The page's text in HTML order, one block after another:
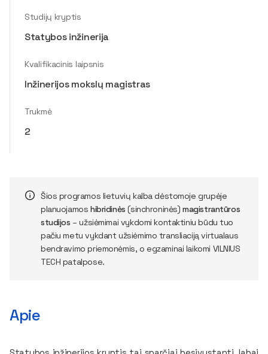
Studijų kryptis
Statybos inžinerija
Kvalifikacinis laipsnis
Inžinerijos mokslų magistras
Trukmė
2
Šios programos lietuvių kalba dėstomoje grupėje
planuojamos hibridinės (sinchroninės)magistrantūros
studijos – užsiėmimai vykdomi kontaktiniu būdu tuo
pačiu metu vykdant užsiėmimo transliaciją virtualaus
bendravimo priemonėmis, o egzaminai laikomi VILNIUS
TECH patalpose.
Apie